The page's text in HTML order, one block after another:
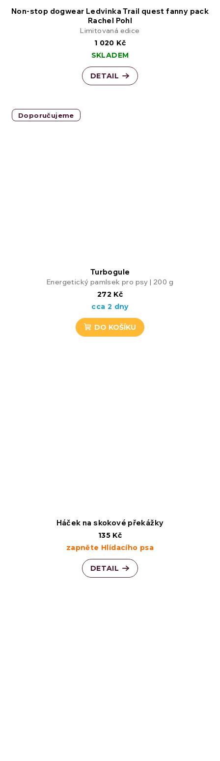
Non-stop dogwear Ledvinka Trail quest fanny pack
Rachel Pohl
Limitovaná edice
1 020 Kč
SKLADEM
DETAIL
Doporučujeme
Turbogule
Energetický pamlsek pro psy | 200 g
272 Kč
cca 2 dny
DO KOŠÍKU
Háček na skokové překážky
135 Kč
zapněte Hlídacího psa
DETAIL